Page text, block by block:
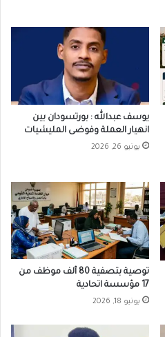
يوسف عبدالله : بورتسودان بين
انهيار العملة وفوضى المليشيات
يونيو 26, 2026
توصية بتصفية 80 ألف موظف من
17 مؤسسة اتحادية
يونيو 18, 2026